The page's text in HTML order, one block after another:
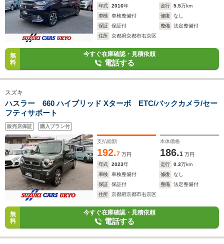
年式
2016年 走行 5.5万km
車検
車検整備付 修復
なし
保証
保証付 整備
法定整備付
住所
京都府京都市右京区
無
料
今すぐ在庫確認・見積依頼
電話する
スズキ
ハスラー 660 ハイブリッド Xターボ ETC/バックカメラ/セー
フティサポート
販売店保証 購入プラン付
支払総額
192.7 万円
本体価格
186.1 万円
年式
2023年 走行 0.3万km
車検
車検整備付 修復
なし
保証
保証付 整備
法定整備付
住所
京都府京都市右京区
無
料
今すぐ在庫確認・見積依頼
電話する